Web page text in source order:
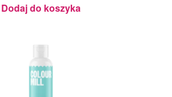
Dodaj do koszyka